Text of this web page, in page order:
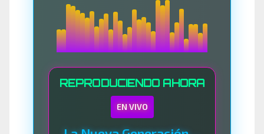
REPRODUCIENDO AHORA
EN VIVO